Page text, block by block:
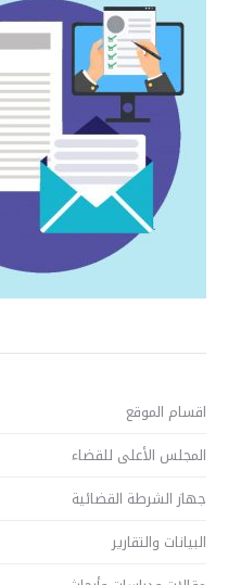
اقسام الموقع
المجلس الأعلى للقضاء
جهاز الشرطة القضائية
البيانات والتقارير